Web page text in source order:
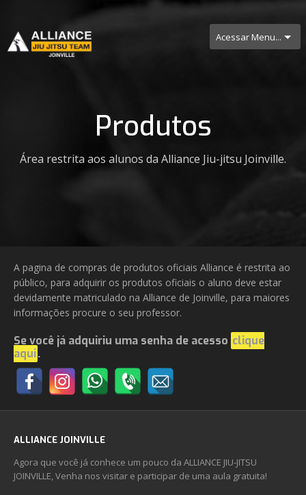
Acessar Menu...
Produtos
Área restrita aos alunos da Alliance Jiu-jitsu Joinville.
A pagina de compras de produtos oficiais Alliance é restrita ao
público, para adquirir os produtos oficiais o aluno deve estar
devidamente matriculado na Alliance de Joinville, para maiores
informações procure o seu professor.
Se você já adquiriu uma senha de acesso clique
aqui.
ALLIANCE JOINVILLE
Agora que você já conhece um pouco da ALLIANCE JIU-JITSU
JOINVILLE, Venha nos visitar e participar de uma aula gratuita!